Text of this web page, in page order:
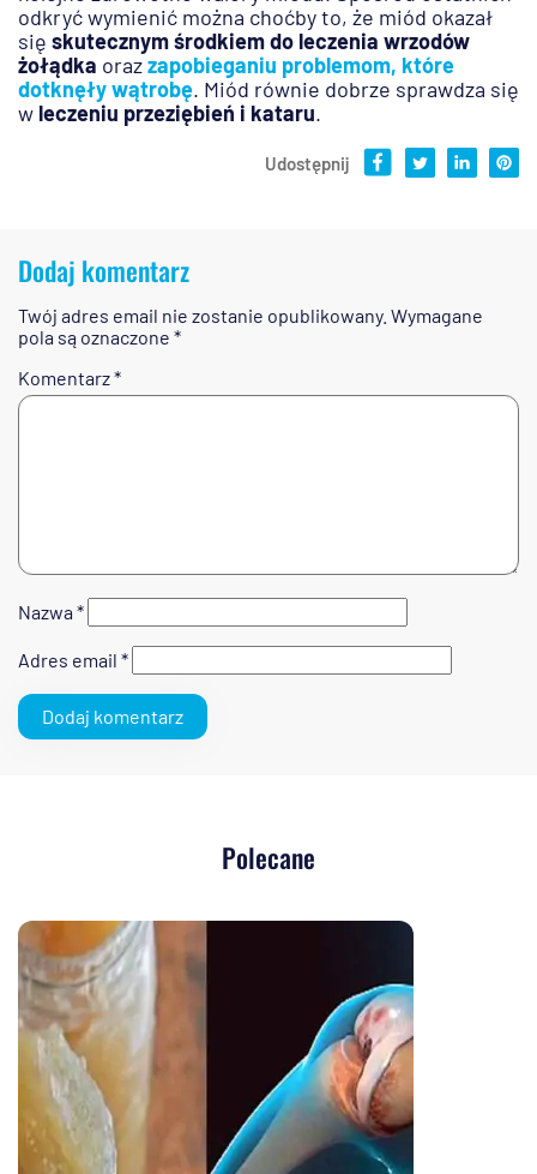
odkryć wymienić można choćby to, że miód okazał
się skutecznym środkiem do leczenia wrzodów
żołądka orazzapobieganiu problemom, które
dotknęły wątrobę. Miód równie dobrze sprawdza się
w leczeniu przeziębień i kataru.
Udostępnij
Dodaj komentarz
Twój adres email nie zostanie opublikowany. Wymagane
pola są oznaczone *
Komentarz*
Nazwa *
Adres email *
Polecane